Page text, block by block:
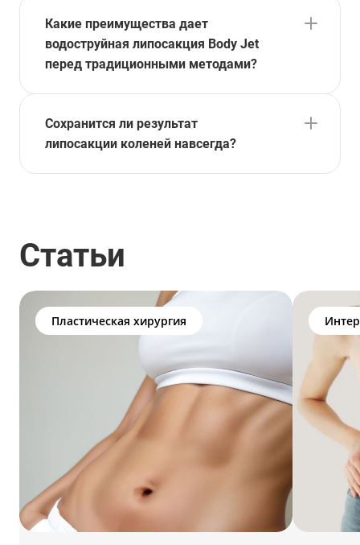
Какие преимущества дает
водоструйная липосакция Body Jet
перед традиционными методами?
Сохранится ли результат
липосакции коленей навсегда?
Статьи
Пластическая хирургия